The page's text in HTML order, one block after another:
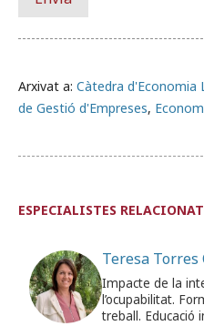
Arxivat a: Càtedra d'Economia
de Gestió d'Empreses,
ESPECIALISTES
Teresa Torres
Impacte de la
l’ocupabilitat.
treball. Educació